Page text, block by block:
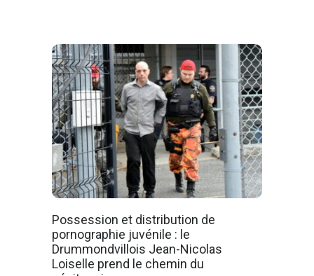
Possession et distribution de
pornographie juvénile : le
Drummondvillois Jean-Nicolas
Loiselle prend le chemin du